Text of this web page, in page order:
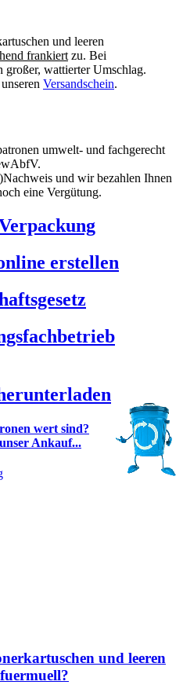
und leeren
frankiert zu. Bei
großer, wattierter Umschlag.
Versandschein.
umwelt- und fachgerecht
und wir bezahlen Ihnen
eine Vergütung.
erstellen
wert sind?
Ankauf...
und leeren